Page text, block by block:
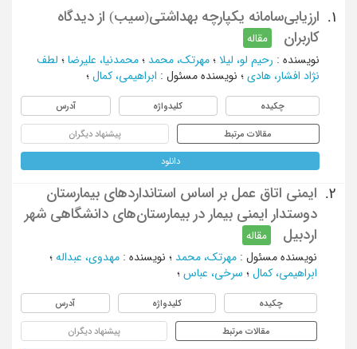
1.
ارزیابی‌سامانه‌ یکپارچه ‌بهداشتی(سیب) از دیدگاه
کاربران
مقاله
نویسنده : رحیم لو، لیلا ؛ مهرتک، محمد ؛ محمدنیا، علیرضا ؛ لطف
نژاد افشار، هادی ؛ نویسنده مسئول : ابراهیمی، کمال ؛
چکیده کلیدواژه آدرس
مقالات مرتبط پیشنهاد دیگران
دانلود
2.
ایمنی اتاق عمل بر اساس استانداردهای بیمارستان
دوستدار ایمنی بیمار در بیمارستان‌های دانشگاهی شهر
اردبیل
مقاله
نویسنده مسئول : مهرتک، محمد ؛ نویسنده : مهدوی، عبداله ؛
ابراهیمی، کمال ؛ سرخی، عباس ؛
چکیده کلیدواژه آدرس
مقالات مرتبط پیشنهاد دیگران